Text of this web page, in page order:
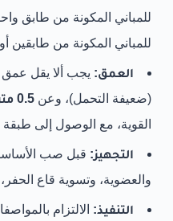
للمباني المكونة من طابق
للمباني المكونة من طابقين
العمق: يجب ألا يقل
(ضعيفة التحمل)، وعن 0.5 متر
القوية، مع الوصول إلى
التجهيز: قبل صب
والعضوية، وتسوية قاع
التنفيذ: الالتزام